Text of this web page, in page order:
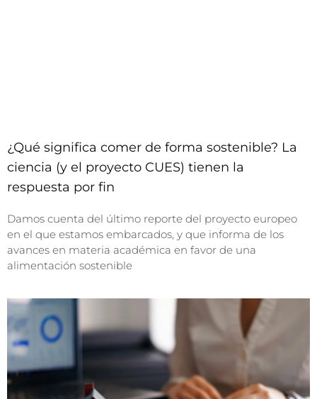
¿Qué significa comer de forma sostenible? La
ciencia (y el proyecto CUES) tienen la
respuesta por fin
Damos cuenta del último reporte del proyecto europeo
en el que estamos embarcados, y que informa de los
avances en materia académica en favor de una
alimentación sostenible